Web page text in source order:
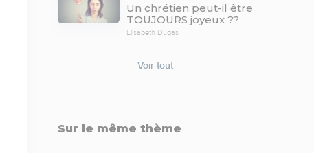
Un chrétien peut-il être
TOUJOURS joyeux ??
Elisabeth Dugas
Voir tout
Sur le même thème